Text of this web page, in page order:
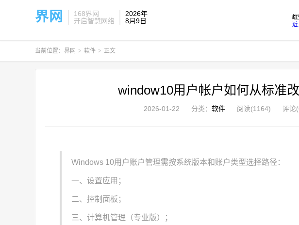
界网
168界网
开启智慧网络
2026年
8月9日
当前位置： 界网 > 软件 > 正文
window10用户帐户如何从标准
2026-01-22 分类： 软件 阅读(1164) 评论
Windows 10用户账户管理需按系统版本和账户类型选择路径：
一、设置应用；
二、控制面板；
三、计算机管理（专业版）；